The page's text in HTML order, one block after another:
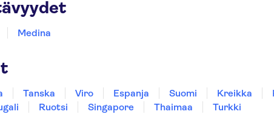
Medina
Tanska Viro Espanja Suomi Kreikka
Ruotsi Singapore Thaimaa
Turkki